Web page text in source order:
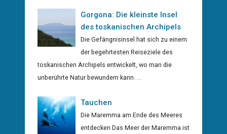
Gorgona: Die kleinste Insel
des toskanischen Archipels
Die Gefängnisinsel hat sich zu einem
der begehrtesten Reiseziele des
toskanischen Archipels entwickelt, wo man die
unberührte Natur bewundern kann. ...
Tauchen
Die Maremma am Ende des Meeres
entdecken Das Meer der Maremma ist